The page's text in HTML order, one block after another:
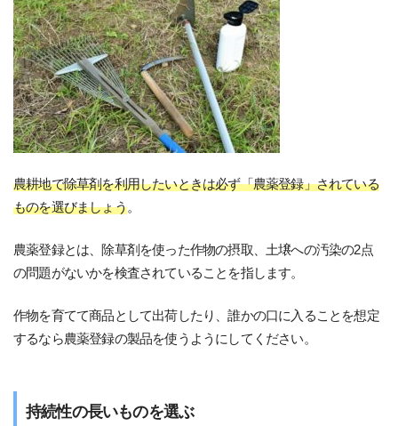
農耕地で除草剤を利用したいときは必ず「農薬登録」されている
ものを選びましょう。
農薬登録とは、除草剤を使った作物の摂取、土壌への汚染の2点
の問題がないかを検査されていることを指します。
作物を育てて商品として出荷したり、誰かの口に入ることを想定
するなら農薬登録の製品を使うようにしてください。
持続性の長いものを選ぶ